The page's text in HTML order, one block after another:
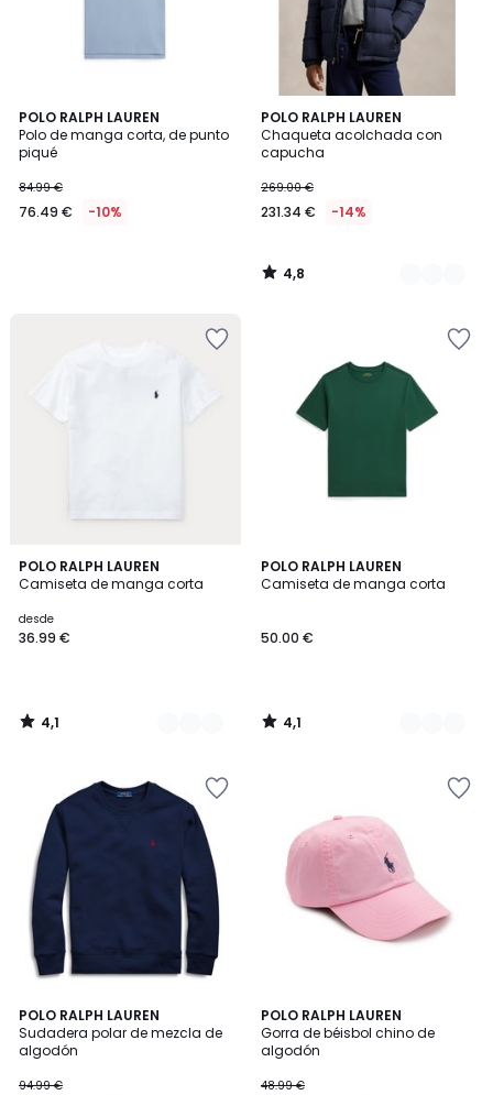
POLO RALPH LAUREN
Polo de manga corta, de punto
piqué
84.99 €
76.49 € -10%
POLO RALPH LAUREN
Chaqueta acolchada con
capucha
269.00 €
231.34 € -14%
4,8
/ 5
2
Colores
4,8
/
POLO RALPH LAUREN
Camiseta de manga corta
desde
36.99 €
4,1
/ 5
7
Colores
4,1
/
POLO RALPH LAUREN
Camiseta de manga corta
50.00 €
4,1
/ 5
2
Colores
4,1
/
POLO RALPH LAUREN
Sudadera polar de mezcla de
algodón
94.99 €
4
/
5
3
Colores
POLO RALPH LAUREN
Gorra de béisbol chino de
algodón
48.99 €
4,5
/ 5
2
Colores